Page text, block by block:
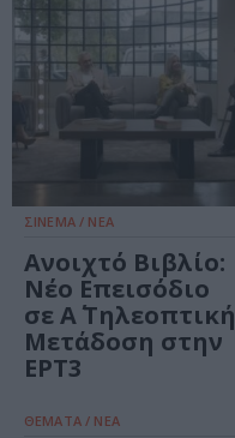
ΣΙΝΕΜΑ / ΝΕΑ
Ανοιχτό Βιβλίο:
Νέο Επεισόδιο
σε Α΄ Τηλεοπτική
Μετάδοση στην
ΕΡΤ3
ΘΕΜΑΤΑ / ΝΕΑ